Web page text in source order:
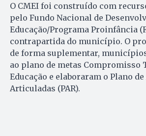
O CMEI foi construído com
pelo Fundo Nacional de
Educação/Programa Proinfância
contrapartida do município. O
de forma suplementar,
ao plano de metas Compromisso
Educação e elaboraram o Plano de
Articuladas (PAR).